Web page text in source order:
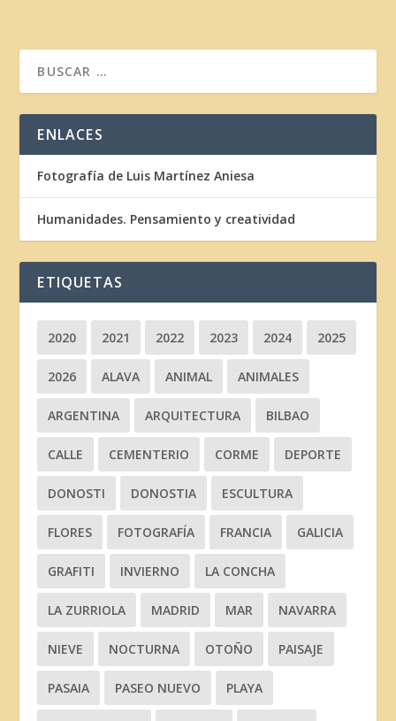
ENLACES
Fotografía de Luis Martínez Aniesa
Humanidades. Pensamiento y creatividad
ETIQUETAS
2020 2021 2022 2023 2024 2025
2026 ALAVA ANIMAL ANIMALES
ARGENTINA ARQUITECTURA BILBAO
CALLE CEMENTERIO CORME DEPORTE
DONOSTI DONOSTIA ESCULTURA
FLORES FOTOGRAFÍA FRANCIA GALICIA
GRAFITI INVIERNO LA CONCHA
LA ZURRIOLA MADRID MAR NAVARRA
NIEVE NOCTURNA OTOÑO PAISAJE
PASAIA PASEO NUEVO PLAYA